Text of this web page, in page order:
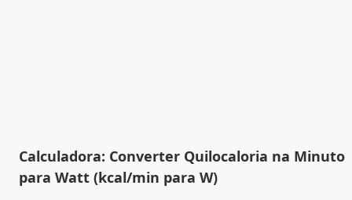
Calculadora: Converter Quilocaloria na Minuto
para Watt (kcal/min para W)